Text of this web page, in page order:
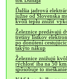
Ďalšia jadrová
južne od Slovenska
kvôli teplu znížiť
Železnice predávajú
tretiny lístkov
po donútení
takýto nákup
Železnice znižujú
rýchlosť iba na 50 km/
spôsobuje to meškanie